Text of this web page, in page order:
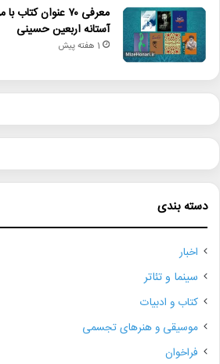
معرفی ۷۰ عنوان
آستانه اربعین حسینی
1 هفته پیش
دسته بندی
اخبار
سینما و تئاتر
کتاب و ادبیات
موسیقی و هنرهای تجسمی
فراخوان